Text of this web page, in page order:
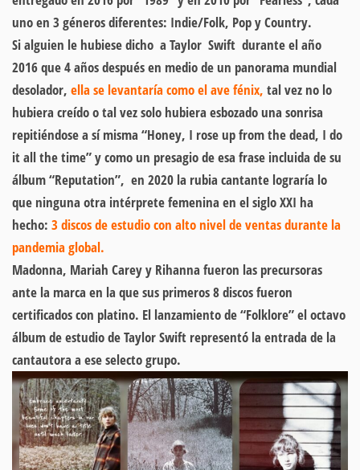
uno en 3 géneros diferentes: Indie/Folk, Pop y Country.
Si alguien le hubiese dicho a Taylor Swift durante el año
2016 que 4 años después en medio de un panorama mundial
desolador, ella se levantaría como el ave fénix, tal vez no lo
hubiera creído o tal vez solo hubiera esbozado una sonrisa
repitiéndose a sí misma “Honey, I rose up from the dead, I do
it all the time” y como un presagio de esa frase incluida de su
álbum “Reputation”, en 2020 la rubia cantante lograría lo
que ninguna otra intérprete femenina en el siglo XXI ha
hecho: 3 discos de estudio con alto nivel de ventas durante la
pandemia global.
Madonna, Mariah Carey y Rihanna fueron las precursoras
ante la marca en la que sus primeros 8 discos fueron
certificados con platino. El lanzamiento de “Folklore” el octavo
álbum de estudio de Taylor Swift representó la entrada de la
cantautora a ese selecto grupo.